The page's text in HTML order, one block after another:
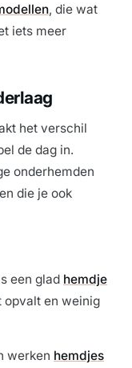
, die wat
iets meer
het verschil
de dag in.
onderhemden
die je ook
een glad hemdje
opvalt en weinig
werken hemdjes